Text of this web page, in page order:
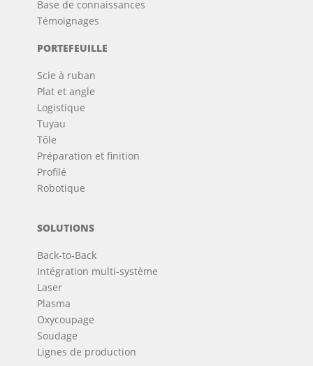
Base de connaissances
Témoignages
PORTEFEUILLE
Scie à ruban
Plat et angle
Logistique
Tuyau
Tôle
Préparation et finition
Profilé
Robotique
SOLUTIONS
Back-to-Back
Intégration multi-système
Laser
Plasma
Oxycoupage
Soudage
Lignes de production